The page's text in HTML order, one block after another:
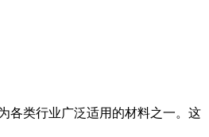
各类行业广泛适用的材料之一。这